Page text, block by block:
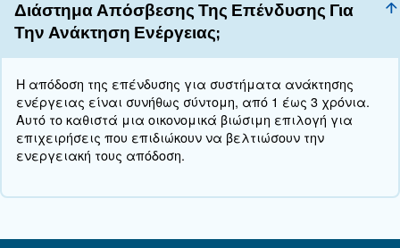
γρηγορότερα τους αεροσυμπιεστές.
Όταν ο αεροσυμπιεστής έχει το σωστό
η εγκατάσταση λειτουργεί αποτελεσματικά
κόστος που σχετίζεται με τον πεπιεσμένο
Εφαρμόστε σήμερα
ενέργειες!